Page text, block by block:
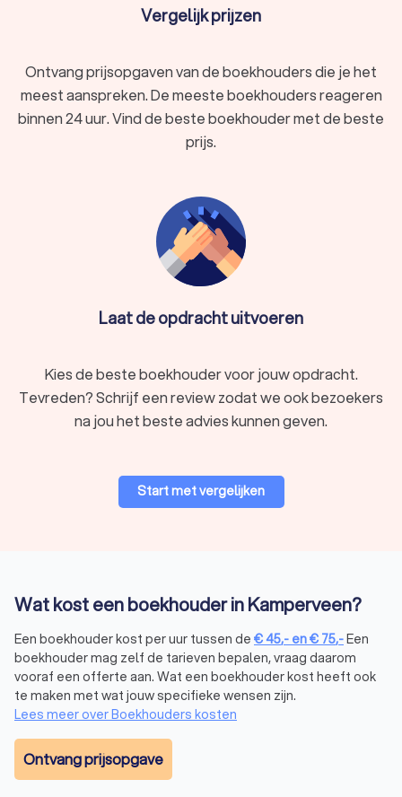
Vergelijk prijzen
Ontvang prijsopgaven van de boekhouders die je het
meest aanspreken. De meeste boekhouders reageren
binnen 24 uur. Vind de beste boekhouder met de beste
prijs.
Laat de opdracht uitvoeren
Kies de beste boekhouder voor jouw opdracht.
Tevreden? Schrijf een review zodat we ook bezoekers
na jou het beste advies kunnen geven.
Start met vergelijken
Wat kost een boekhouder in Kamperveen?
Een boekhouder kost per uur tussen de €45,- en€ 75,-Een
boekhouder mag zelf de tarieven bepalen, vraag daarom
vooraf een offerte aan. Wat een boekhouder kost heeft ook
te maken met wat jouw specifieke wensen zijn.
Lees meer over Boekhouders kosten
Ontvang prijsopgave